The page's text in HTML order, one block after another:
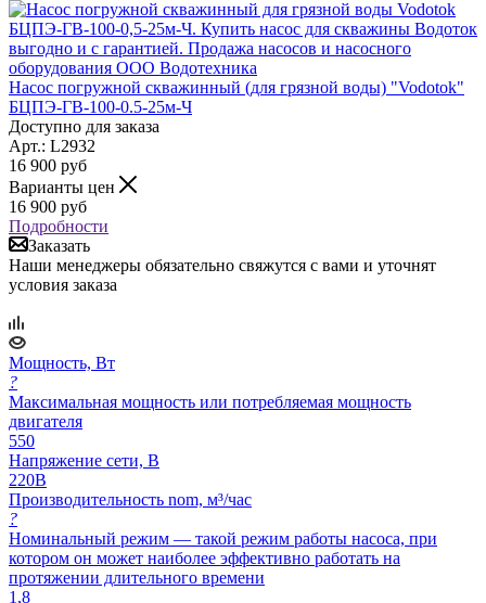
Насос погружной скважинный (для грязной воды) "Vodotok"
БЦПЭ-ГВ-100-0.5-25м-Ч
Доступно для заказа
Арт.: L2932
16 900 руб
Варианты цен
16 900 руб
Подробности
Заказать
Наши менеджеры обязательно свяжутся с вами и уточнят
условия заказа
Мощность, Вт
?
Максимальная мощность или потребляемая мощность
двигателя
550
Напряжение сети, В
220В
Производительность nom, м³/час
?
Номинальный режим — такой режим работы насоса, при
котором он может наиболее эффективно работать на
протяжении длительного времени
1,8